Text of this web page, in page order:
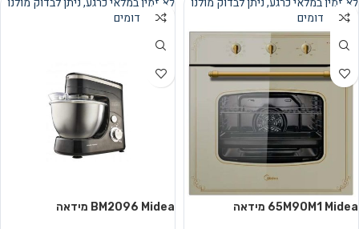
נמכר
מוצרים דומים
65M90M1 Midea מידאה
נמכר
מוצרים דומים
BM2096 Midea מידאה